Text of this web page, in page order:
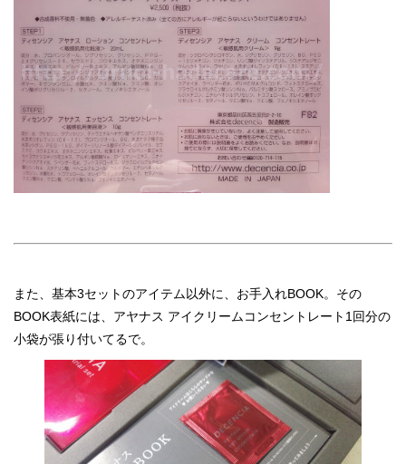
また、基本3セットのアイテム以外に、お手入れBOOK。その
BOOK表紙には、アヤナス アイクリームコンセントレート1回分の
小袋が張り付いてるで。